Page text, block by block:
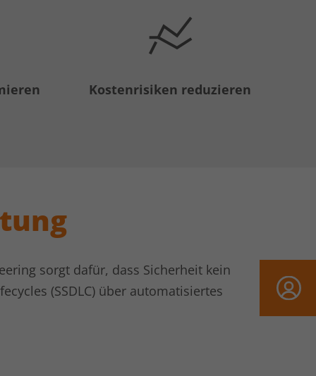
Kostenrisiken reduzieren
sorgt dafür, dass Sicherheit kein
(SSDLC) über automatisiertes